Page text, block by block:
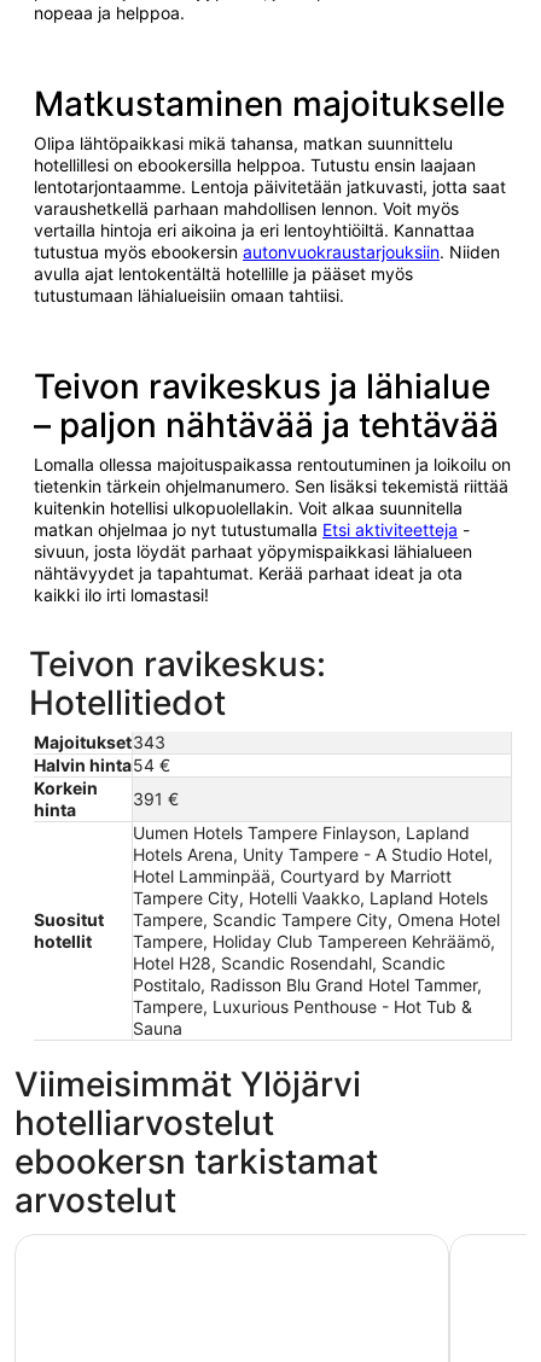
nopeaa ja helppoa.
Matkustaminen majoitukselle
Olipa lähtöpaikkasi mikä tahansa, matkan suunnittelu
hotellillesi on ebookersilla helppoa. Tutustu ensin laajaan
lentotarjontaamme. Lentoja päivitetään jatkuvasti, jotta saat
varaushetkellä parhaan mahdollisen lennon. Voit myös
vertailla hintoja eri aikoina ja eri lentoyhtiöiltä. Kannattaa
tutustua myös ebookersin autonvuokraustarjouksiin. Niiden
avulla ajat lentokentältä hotellille ja pääset myös
tutustumaan lähialueisiin omaan tahtiisi.
Teivon ravikeskus ja lähialue
– paljon nähtävää ja tehtävää
Lomalla ollessa majoituspaikassa rentoutuminen ja loikoilu on
tietenkin tärkein ohjelmanumero. Sen lisäksi tekemistä riittää
kuitenkin hotellisi ulkopuolellakin. Voit alkaa suunnitella
matkan ohjelmaa jo nyt tutustumalla Etsi aktiviteetteja -
sivuun, josta löydät parhaat yöpymispaikkasi lähialueen
nähtävyydet ja tapahtumat. Kerää parhaat ideat ja ota
kaikki ilo irti lomastasi!
Teivon ravikeskus:
Hotellitiedot
Majoitukset343
Halvin hinta54 €
Korkein
hinta
391 €
Suositut
hotellit
Uumen Hotels Tampere Finlayson, Lapland
Hotels Arena, Unity Tampere - A Studio Hotel,
Hotel Lamminpää, Courtyard by Marriott
Tampere City, Hotelli Vaakko, Lapland Hotels
Tampere, Scandic Tampere City, Omena Hotel
Tampere, Holiday Club Tampereen Kehräämö,
Hotel H28, Scandic Rosendahl, Scandic
Postitalo, Radisson Blu Grand Hotel Tammer,
Tampere, Luxurious Penthouse - Hot Tub &
Sauna
Viimeisimmät Ylöjärvi
hotelliarvostelut
ebookersn tarkistamat
arvostelut
Lapland Hotels Arena Hotel